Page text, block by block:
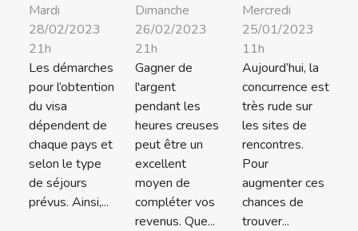
Mardi
28/02/2023
21h
Les démarches
pour l’obtention
du visa
dépendent de
chaque pays et
selon le type
de séjours
prévus. Ainsi,...
Dimanche
26/02/2023
21h
Gagner de
l'argent
pendant les
heures creuses
peut être un
excellent
moyen de
compléter vos
revenus. Que...
Mercredi
25/01/2023
11h
Aujourd’hui, la
concurrence est
très rude sur
les sites de
rencontres.
Pour
augmenter ces
chances de
trouver...